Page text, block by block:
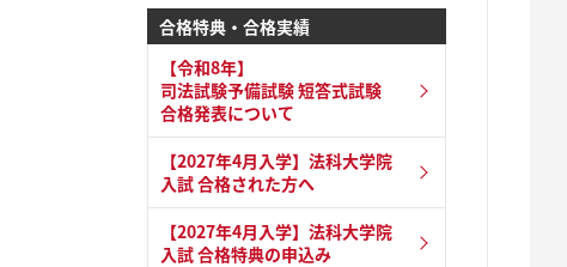
合格特典・合格実績
【令和8年】
司法試験予備試験 短答式試験
合格発表について
【2027年4月入学】法科大学院
入試 合格された方へ
【2027年4月入学】法科大学院
入試 合格特典の申込み